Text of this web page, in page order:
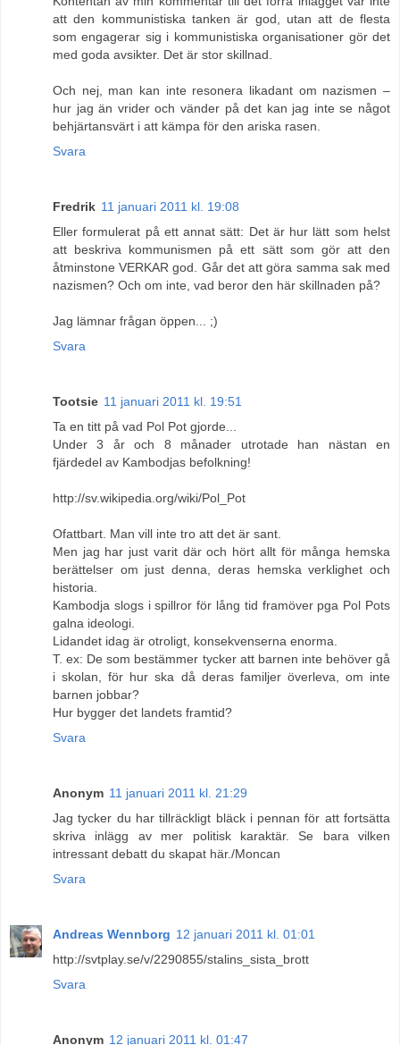
att den kommunistiska tanken är god, utan att de flesta
som engagerar sig i kommunistiska organisationer gör det
med goda avsikter. Det är stor skillnad.
Och nej, man kan inte resonera likadant om nazismen –
hur jag än vrider och vänder på det kan jag inte se något
behjärtansvärt i att kämpa för den ariska rasen.
Svara
Fredrik 11 januari 2011 kl. 19:08
Eller formulerat på ett annat sätt: Det är hur lätt som helst
att beskriva kommunismen på ett sätt som gör att den
åtminstone VERKAR god. Går det att göra samma sak med
nazismen? Och om inte, vad beror den här skillnaden på?
Jag lämnar frågan öppen... ;)
Svara
Tootsie 11 januari 2011 kl. 19:51
Ta en titt på vad Pol Pot gjorde...
Under 3 år och 8 månader utrotade han nästan en
fjärdedel av Kambodjas befolkning!
http://sv.wikipedia.org/wiki/Pol_Pot
Ofattbart. Man vill inte tro att det är sant.
Men jag har just varit där och hört allt för många hemska
berättelser om just denna, deras hemska verklighet och
historia.
Kambodja slogs i spillror för lång tid framöver pga Pol Pots
galna ideologi.
Lidandet idag är otroligt, konsekvenserna enorma.
T. ex: De som bestämmer tycker att barnen inte behöver gå
i skolan, för hur ska då deras familjer överleva, om inte
barnen jobbar?
Hur bygger det landets framtid?
Svara
Anonym 11 januari 2011 kl. 21:29
Jag tycker du har tillräckligt bläck i pennan för att fortsätta
skriva inlägg av mer politisk karaktär. Se bara vilken
intressant debatt du skapat här./Moncan
Svara
Andreas Wennborg 12 januari 2011 kl. 01:01
http://svtplay.se/v/2290855/stalins_sista_brott
Svara
Anonym 12 januari 2011 kl. 01:47